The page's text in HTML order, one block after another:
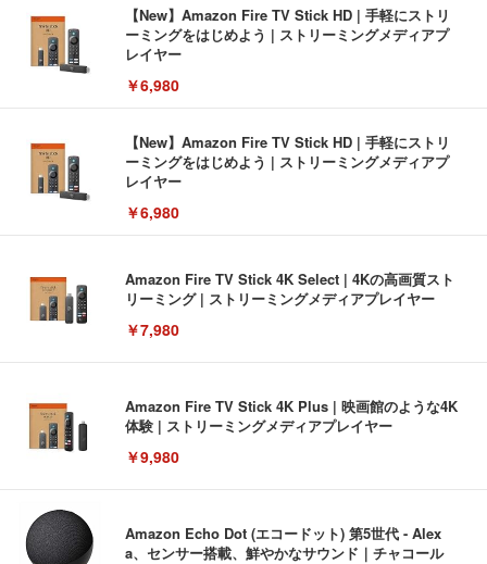
【New】Amazon Fire TV Stick HD | 手軽にストリ
ーミングをはじめよう | ストリーミングメディアプ
レイヤー
￥6,980
【New】Amazon Fire TV Stick HD | 手軽にストリ
ーミングをはじめよう | ストリーミングメディアプ
レイヤー
￥6,980
Amazon Fire TV Stick 4K Select | 4Kの高画質スト
リーミング | ストリーミングメディアプレイヤー
￥7,980
Amazon Fire TV Stick 4K Plus | 映画館のような4K
体験 | ストリーミングメディアプレイヤー
￥9,980
Amazon Echo Dot (エコードット) 第5世代 - Alex
a、センサー搭載、鮮やかなサウンド｜チャコール